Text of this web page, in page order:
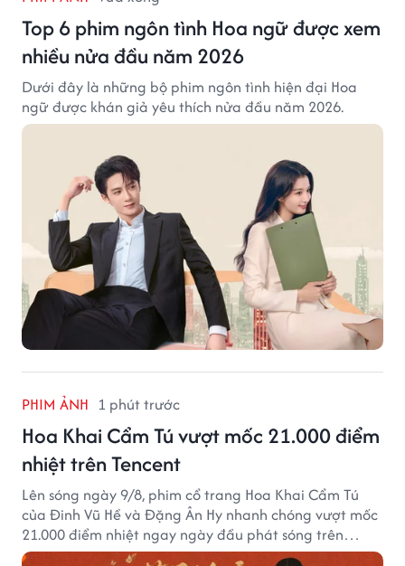
Top 6 phim ngôn tình Hoa ngữ được xem
nhiều nửa đầu năm 2026
Dưới đây là những bộ phim ngôn tình hiện đại Hoa
ngữ được khán giả yêu thích nửa đầu năm 2026.
PHIM ẢNH 1 phút trước
Hoa Khai Cẩm Tú vượt mốc 21.000 điểm
nhiệt trên Tencent
Lên sóng ngày 9/8, phim cổ trang Hoa Khai Cẩm Tú
của Đinh Vũ Hề và Đặng Ân Hy nhanh chóng vượt mốc
21.000 điểm nhiệt ngay ngày đầu phát sóng trên
Tencent Video.